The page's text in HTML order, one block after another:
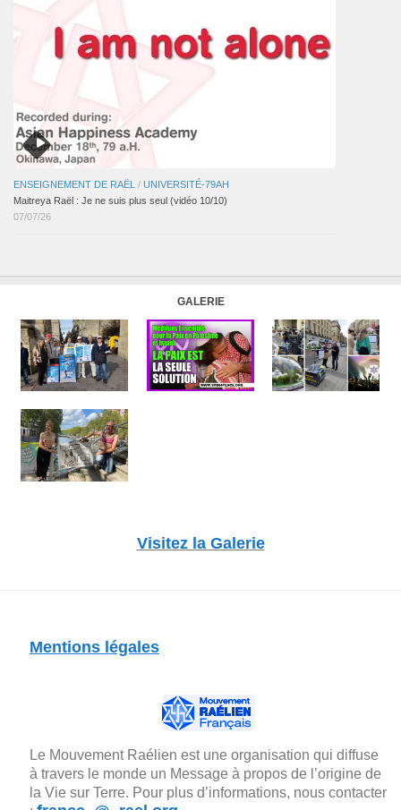
ENSEIGNEMENT DE RAËL / UNIVERSITÉ-79AH
Maitreya Raël : Je ne suis plus seul (vidéo 10/10)
07/07/26
GALERIE
Visitez la Galerie
Mentions légales
Le Mouvement Raélien est une organisation qui diffuse
à travers le monde un Message à propos de l’origine de
la Vie sur Terre. Pour plus d’informations, nous contacter